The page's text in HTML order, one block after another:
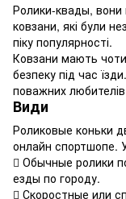
Ролики-квады, вони
ковзани, які були
піку популярності.
Ковзани мають
безпеку під час
поважних
Види
Роликовые коньки
онлайн спортшопе.
 Обычные ролики
езды по городу.
 Скоростные или